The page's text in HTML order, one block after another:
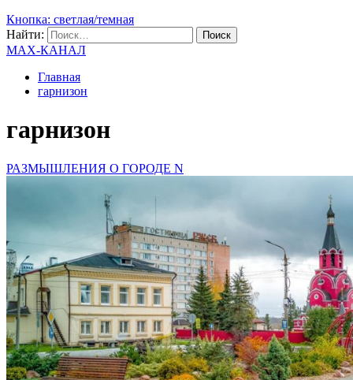
Кнопка: светлая/темная
Найти:
MAX-КАНАЛ
Главная
гарнизон
гарнизон
РАЗМЫШЛЕНИЯ О ГОРОДЕ N